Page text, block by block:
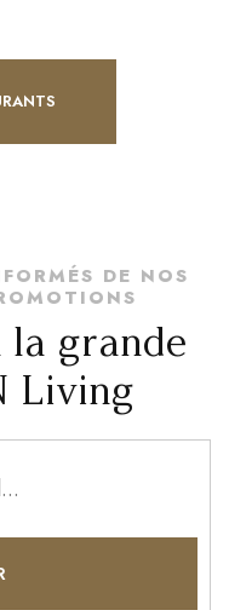
DE NOS
la grande
Living